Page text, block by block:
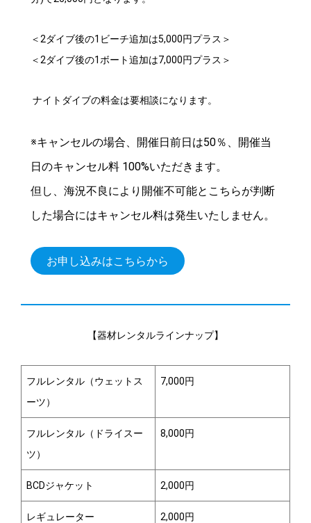
＜2ダイブ後の1ビーチ追加は5,000円プラス＞
＜2ダイブ後の1ボート追加は7,000円プラス＞
ナイトダイブの料金は要相談になります。
※キャンセルの場合、開催日前日は50％、開催当
日のキャンセル料 100%いただきます。
但し、海況不良により開催不可能とこちらが判断
した場合にはキャンセル料は発生いたしません。
お申し込みはこちらから
【器材レンタルラインナップ】
フルレンタル（ウェットス
ーツ）
7,000円
フルレンタル（ドライスー
ツ）
8,000円
BCDジャケット 2,000円
レギュレーター 2,000円